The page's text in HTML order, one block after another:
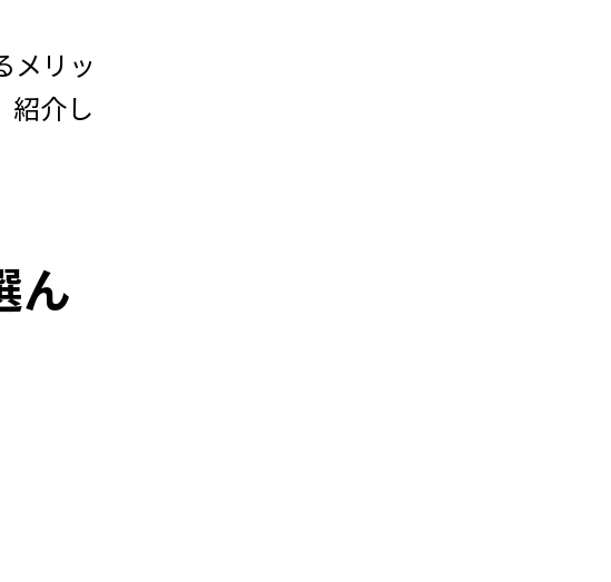
メリッ
紹介し
ん